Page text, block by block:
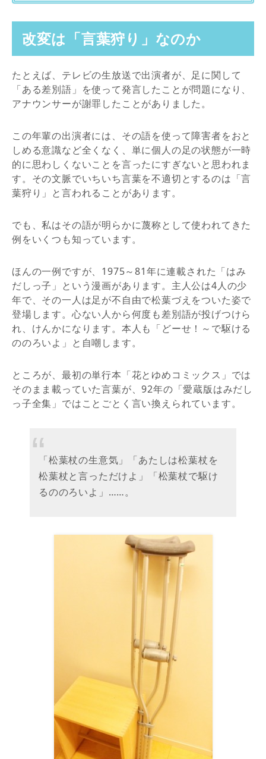
改変は「言葉狩り」なのか
たとえば、テレビの生放送で出演者が、足に関して
「ある差別語」を使って発言したことが問題になり、
アナウンサーが謝罪したことがありました。
この年輩の出演者には、その語を使って障害者をおと
しめる意識など全くなく、単に個人の足の状態が一時
的に思わしくないことを言ったにすぎないと思われま
す。その文脈でいちいち言葉を不適切とするのは「言
葉狩り」と言われることがあります。
でも、私はその語が明らかに蔑称として使われてきた
例をいくつも知っています。
ほんの一例ですが、1975～81年に連載された「はみ
だしっ子」という漫画があります。主人公は4人の少
年で、その一人は足が不自由で松葉づえをついた姿で
登場します。心ない人から何度も差別語が投げつけら
れ、けんかになります。本人も「どーせ！～で駆ける
ののろいよ」と自嘲します。
ところが、最初の単行本「花とゆめコミックス」では
そのまま載っていた言葉が、92年の「愛蔵版はみだし
っ子全集」ではことごとく言い換えられています。
「松葉杖の生意気」「あたしは松葉杖を
松葉杖と言っただけよ」「松葉杖で駆け
るののろいよ」……。